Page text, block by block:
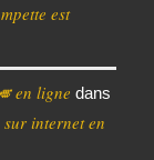
est
en ligne dans
sur internet en